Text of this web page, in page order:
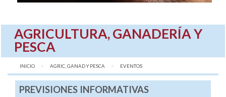
AGRICULTURA, GANADERÍA Y
PESCA
INICIO AGRIC, GANAD Y PESCA AQUÍ:
EVENTOS
PREVISIONES INFORMATIVAS